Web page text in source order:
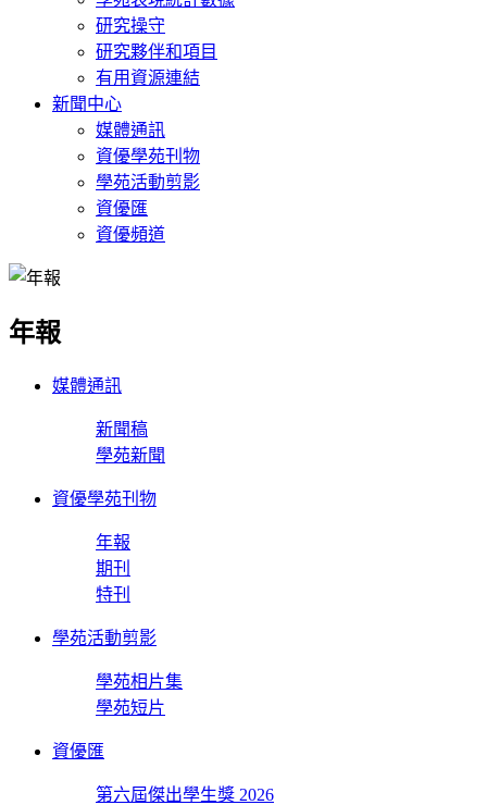
研究操守
研究夥伴和項目
有用資源連結
新聞中心
媒體通訊
資優學苑刊物
學苑活動剪影
資優匯
資優頻道
年報
媒體通訊
新聞稿
學苑新聞
資優學苑刊物
年報
期刊
特刊
學苑活動剪影
學苑相片集
學苑短片
資優匯
第六屆傑出學生獎 2026